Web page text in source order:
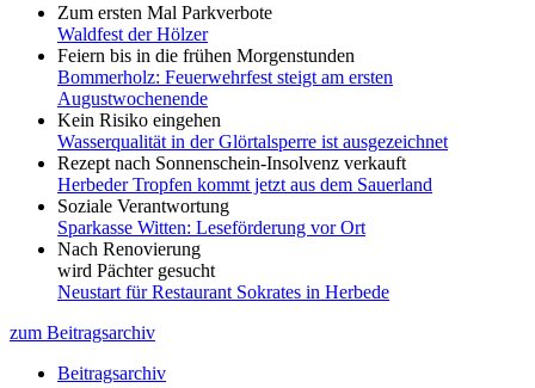
Zum ersten Mal Parkverbote
Waldfest der Hölzer
Feiern bis in die frühen Morgenstunden
Bommerholz: Feuerwehrfest steigt am ersten
Augustwochenende
Kein Risiko eingehen
Wasserqualität in der Glörtalsperre ist ausgezeichnet
Rezept nach Sonnenschein-Insolvenz verkauft
Herbeder Tropfen kommt jetzt aus dem Sauerland
Soziale Verantwortung
Sparkasse Witten: Leseförderung vor Ort
Nach Renovierung
wird Pächter gesucht
Neustart für Restaurant Sokrates in Herbede
zum Beitragsarchiv
Beitragsarchiv